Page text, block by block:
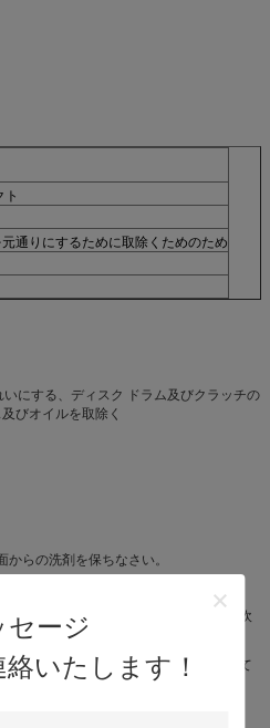
セージ
いたします！
ト
通りにするために取除くためのため
にする、ディスク ドラム及びクラッチの
びオイルを取除く
らの洗剤を保ちなさい。
下りからのブレーキ部品に、洗浄の塵吹
を土握り、そして汚染する。
用すればきれいになるべき表面はすべて
する。